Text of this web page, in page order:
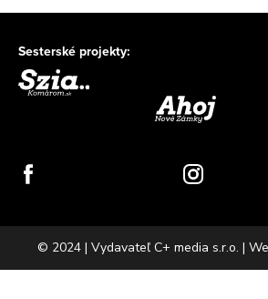
Sesterské projekty:
© 2024 | Vydavateľ C+ media s.r.o. |